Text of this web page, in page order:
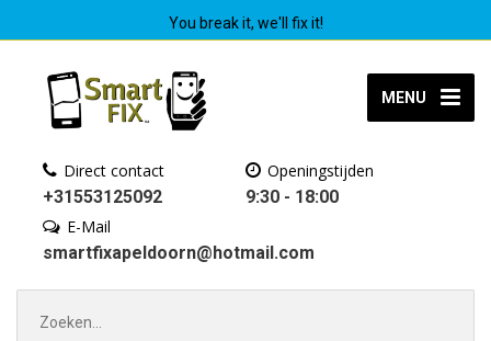
You break it, we'll fix it!
MENU
Direct contact
+31553125092
Openingstijden
9:30 - 18:00
E-Mail
smartfixapeldoorn@hotmail.com
naar: